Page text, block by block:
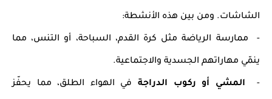
الشاشات. ومن بين هذه الأنشطة:
- ممارسة الرياضة مثل كرة القدم، السباحة، أو التنس، مما
ينمّي مهاراتهم الجسدية والاجتماعية.
- المشي أو ركوب الدراجة في الهواء الطلق، مما يحفّز